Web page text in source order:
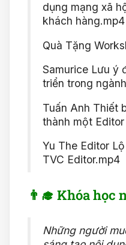
dụng mạng xã
khách hàng.mp4
Quà Tặng
Samurice Lưu ý
triển trong
Tuấn Anh Thiết
thành một
Yu The Editor
TVC Editor.mp4
👨‍🎓 Khóa học
Những người